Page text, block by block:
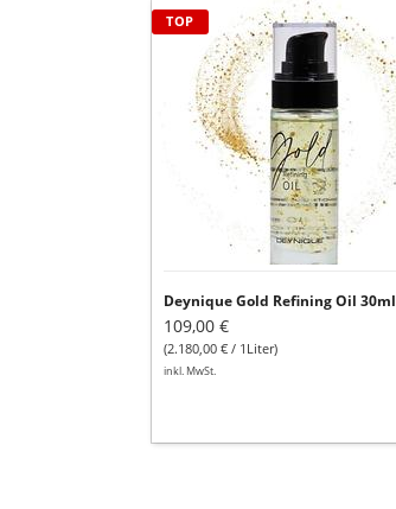
Deynique
Gold
Refining
30ml
TOP
Deynique Gold Refining Oil 30ml
109,00 €
(2.180,00 € / 1Liter)
inkl. MwSt.